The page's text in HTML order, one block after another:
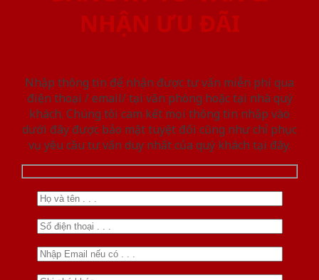
NHẬN ƯU ĐÃI
Nhập thông tin để nhận được tư vấn miễn phí qua
điện thoại / email/ tại văn phòng hoặc tại nhà quý
khách. Chúng tôi cam kết mọi thông tin nhập vào
dưới đây được bảo mật tuyệt đối cũng như chỉ phục
vụ yêu cầu tư vấn duy nhất của quý khách tại đây.